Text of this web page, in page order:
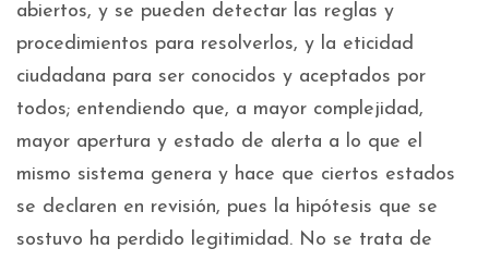
abiertos, y se pueden detectar las reglas y
procedimientos para resolverlos, y la eticidad
ciudadana para ser conocidos y aceptados por
todos; entendiendo que, a mayor complejidad,
mayor apertura y estado de alerta a lo que el
mismo sistema genera y hace que ciertos estados
se declaren en revisión, pues la hipótesis que se
sostuvo ha perdido legitimidad. No se trata de